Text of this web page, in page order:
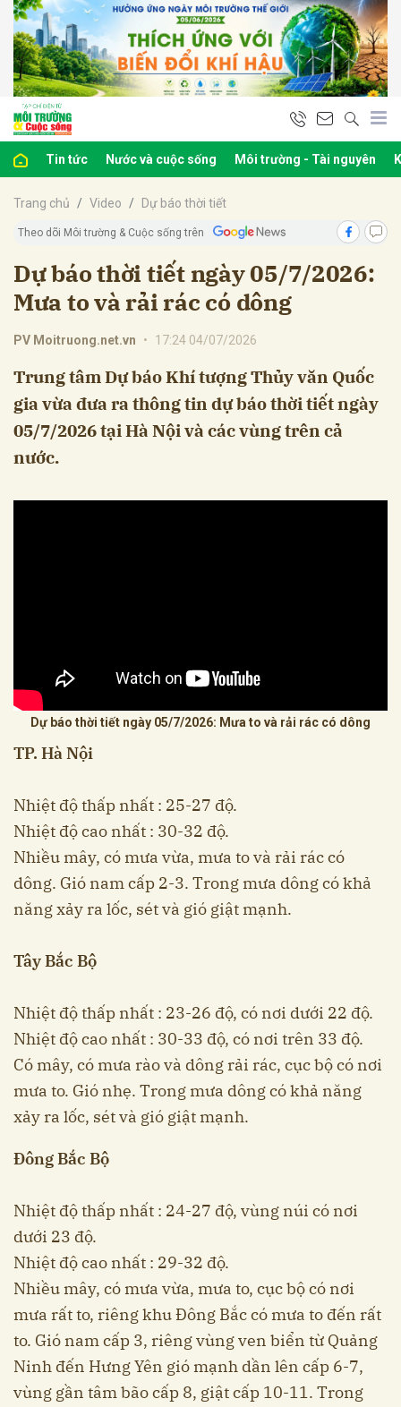
Tin tức Nước và cuộc sống Môi trường - Tài nguyên
Trang chủ Video Dự báo thời tiết
Theo dõi Môi trường & Cuộc sống trên
Dự báo thời tiết ngày 05/7/2026:
Mưa to và rải rác có dông
PV Moitruong.net.vn • 17:24 04/07/2026
Trung tâm Dự báo Khí tượng Thủy văn Quốc
gia vừa đưa ra thông tin dự báo thời tiết ngày
05/7/2026 tại Hà Nội và các vùng trên cả
nước.
Dự báo thời tiết ngày 05/7/2026: Mưa to và rải rác có dông
TP. Hà Nội
Nhiệt độ thấp nhất : 25-27 độ.
Nhiệt độ cao nhất : 30-32 độ.
Nhiều mây, có mưa vừa, mưa to và rải rác có
dông. Gió nam cấp 2-3. Trong mưa dông có khả
năng xảy ra lốc, sét và gió giật mạnh.
Tây Bắc Bộ
Nhiệt độ thấp nhất : 23-26 độ, có nơi dưới 22 độ.
Nhiệt độ cao nhất : 30-33 độ, có nơi trên 33 độ.
Có mây, có mưa rào và dông rải rác, cục bộ có nơi
mưa to. Gió nhẹ. Trong mưa dông có khả năng
xảy ra lốc, sét và gió giật mạnh.
Đông Bắc Bộ
Nhiệt độ thấp nhất : 24-27 độ, vùng núi có nơi
dưới 23 độ.
Nhiệt độ cao nhất : 29-32 độ.
Nhiều mây, có mưa vừa, mưa to, cục bộ có nơi
mưa rất to, riêng khu Đông Bắc có mưa to đến rất
to. Gió nam cấp 3, riêng vùng ven biển từ Quảng
Ninh đến Hưng Yên gió mạnh dần lên cấp 6-7,
vùng gần tâm bão cấp 8, giật cấp 10-11. Trong
luận